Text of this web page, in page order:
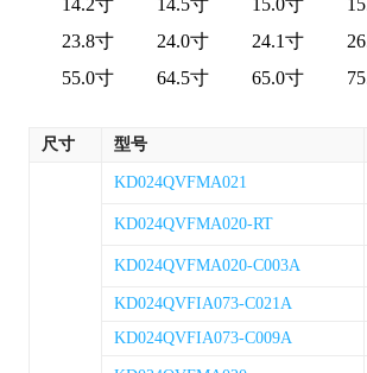
14.2寸
14.5寸 15.0寸
23.8寸
24.0寸 24.1寸
55.0寸
64.5寸 65.0寸
尺寸 型号
KD024QVFMA021
KD024QVFMA020-RT
KD024QVFMA020-C003A
KD024QVFIA073-C021A
KD024QVFIA073-C009A